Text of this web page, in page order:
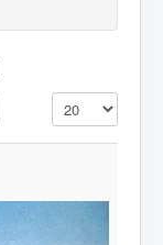
Кол-во строк: